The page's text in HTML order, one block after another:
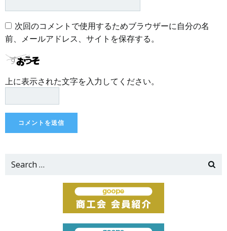
次回のコメントで使用するためブラウザーに自分の名
前、メールアドレス、サイトを保存する。
上に表示された文字を入力してください。
Search